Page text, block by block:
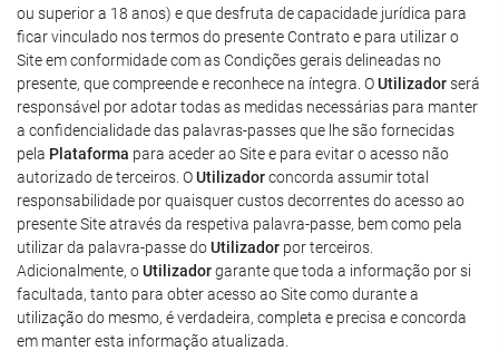
ou superior a 18 anos) e que desfruta de capacidade jurídica para
ficar vinculado nos termos do presente Contrato e para utilizar o
Site em conformidade com as Condições gerais delineadas no
presente, que compreende e reconhece na íntegra. OUtilizadorserá
responsável por adotar todas as medidas necessárias para manter
a confidencialidade das palavras-passes que lhe são fornecidas
pela Plataforma para aceder ao Site e para evitar o acesso não
autorizado de terceiros. OUtilizadorconcorda assumir total
responsabilidade por quaisquer custos decorrentes do acesso ao
presente Site através da respetiva palavra-passe, bem como pela
utilizar da palavra-passe doUtilizador por terceiros.
Adicionalmente, oUtilizadorgarante que toda a informação por si
facultada, tanto para obter acesso ao Site como durante a
utilização do mesmo, é verdadeira, completa e precisa e concorda
em manter esta informação atualizada.